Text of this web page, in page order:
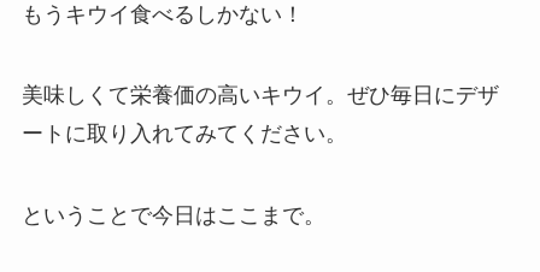
もうキウイ食べるしかない！
美味しくて栄養価の高いキウイ。ぜひ毎日にデザ
ートに取り入れてみてください。
ということで今日はここまで。